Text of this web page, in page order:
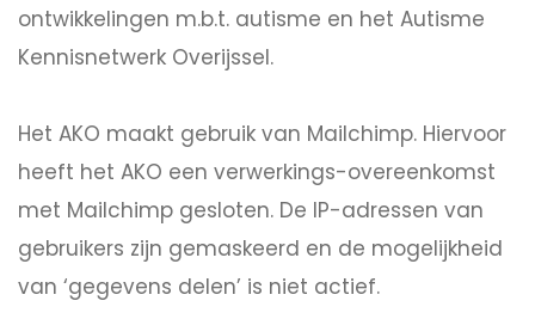
ontwikkelingen m.b.t. autisme en het Autisme
Kennisnetwerk Overijssel.
Het AKO maakt gebruik van Mailchimp. Hiervoor
heeft het AKO een verwerkings-overeenkomst
met Mailchimp gesloten. De IP-adressen van
gebruikers zijn gemaskeerd en de mogelijkheid
van ‘gegevens delen’ is niet actief.